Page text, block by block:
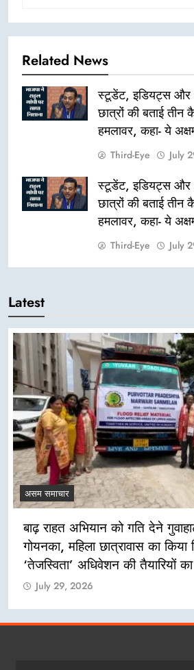
Related News
स्टूडेंट, इडियट्स
छात्रों की बताई तीन
हमलावर, कहा- ये
Third-Eye July
स्टूडेंट, इडियट्स
छात्रों की बताई तीन
हमलावर, कहा- ये
Third-Eye July
Latest
असम समाचार
बाढ़ राहत अभियान को गति देने
गोयनका, महिला छात्रावास का किया
‘तेजस्विता’ अधिवेशन की तैयारियों
July 29, 2026